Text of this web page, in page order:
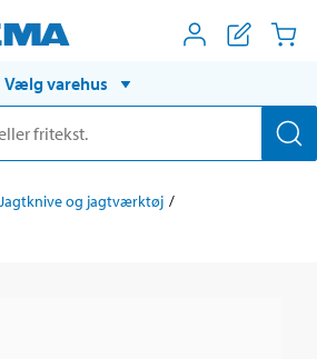
Vælg varehus
Jagtknive og jagtværktøj